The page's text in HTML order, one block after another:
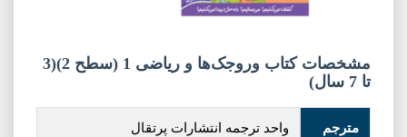
مشخصات کتاب وروجک‌ها و ریاضی 1 (سطح 2)(3
تا 7 سال)
مترجم واحد ترجمه انتشارات پرتقال